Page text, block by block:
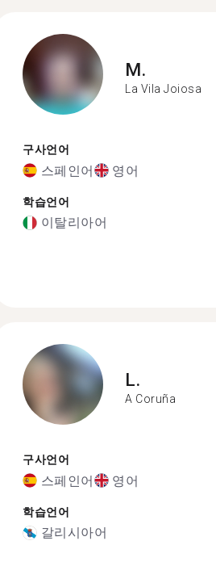
M.
La Vila Joiosa
구사언어
스페인어 영어
학습언어
이탈리아어
L.
A Coruña
구사언어
스페인어 영어
학습언어
갈리시아어